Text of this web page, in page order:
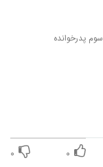
پدرخوانده
۰ ۰